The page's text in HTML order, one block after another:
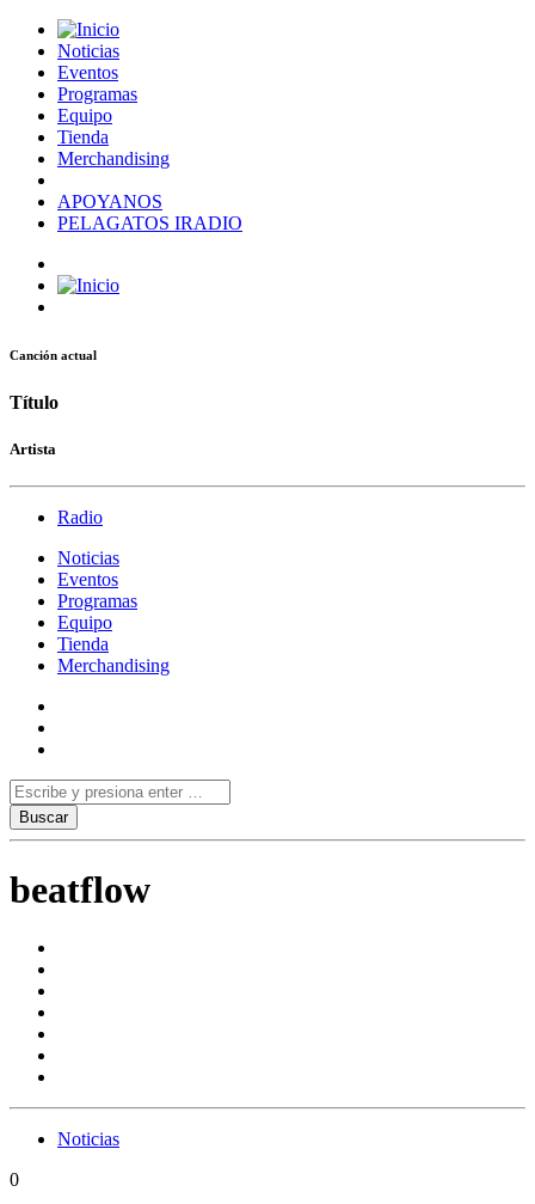
Noticias
Eventos
Programas
Equipo
Tienda
Merchandising
APOYANOS
PELAGATOS IRADIO
Canción actual
Título
Artista
Radio
Noticias
Eventos
Programas
Equipo
Tienda
Merchandising
beatflow
Noticias
0